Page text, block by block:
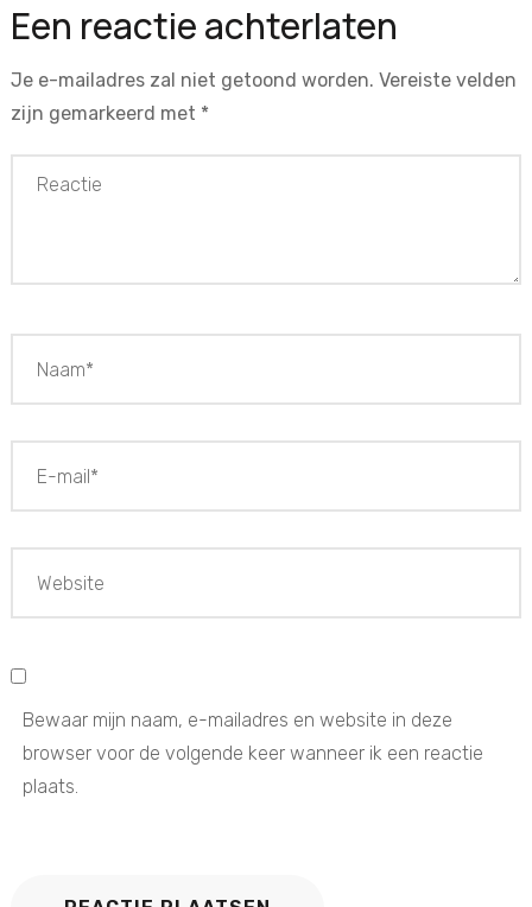
Een reactie achterlaten
Je e-mailadres zal niet getoond worden. Vereiste velden
zijn gemarkeerd met *
Bewaar mijn naam, e-mailadres en website in deze
browser voor de volgende keer wanneer ik een reactie
plaats.